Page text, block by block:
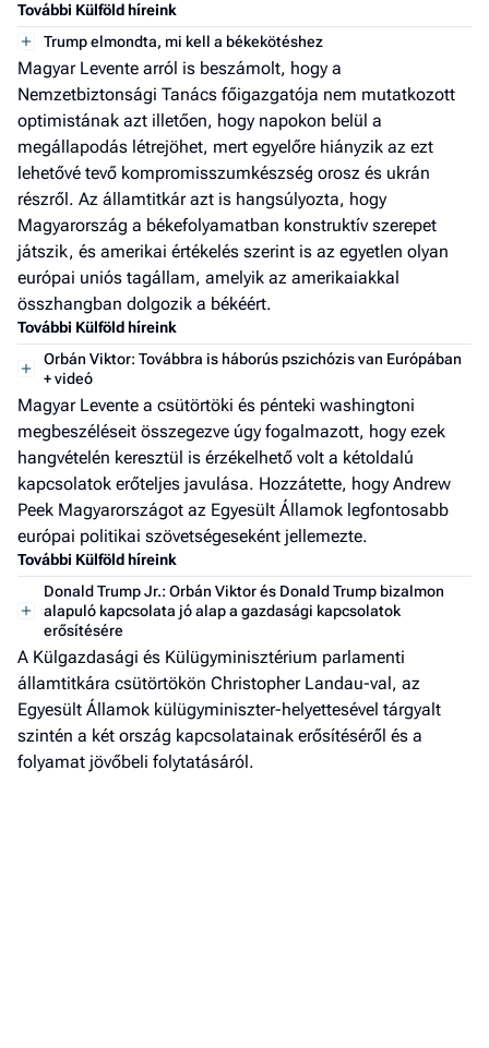
További Külföld híreink
Trump elmondta, mi kell a békekötéshez
Magyar Levente arról is beszámolt, hogy a
Nemzetbiztonsági Tanács főigazgatója nem mutatkozott
optimistának azt illetően, hogy napokon belül a
megállapodás létrejöhet, mert egyelőre hiányzik az ezt
lehetővé tevő kompromisszumkészség orosz és ukrán
részről. Az államtitkár azt is hangsúlyozta, hogy
Magyarország a békefolyamatban konstruktív szerepet
játszik, és amerikai értékelés szerint is az egyetlen olyan
európai uniós tagállam, amelyik az amerikaiakkal
összhangban dolgozik a békéért.
További Külföld híreink
Orbán Viktor: Továbbra is háborús pszichózis van Európában
+ videó
Magyar Levente a csütörtöki és pénteki washingtoni
megbeszéléseit összegezve úgy fogalmazott, hogy ezek
hangvételén keresztül is érzékelhető volt a kétoldalú
kapcsolatok erőteljes javulása. Hozzátette, hogy Andrew
Peek Magyarországot az Egyesült Államok legfontosabb
európai politikai szövetségeseként jellemezte.
További Külföld híreink
Donald Trump Jr.: Orbán Viktor és Donald Trump bizalmon
alapuló kapcsolata jó alap a gazdasági kapcsolatok
erősítésére
A Külgazdasági és Külügyminisztérium parlamenti
államtitkára csütörtökön Christopher Landau-val, az
Egyesült Államok külügyminiszter-helyettesével tárgyalt
szintén a két ország kapcsolatainak erősítéséről és a
folyamat jövőbeli folytatásáról.